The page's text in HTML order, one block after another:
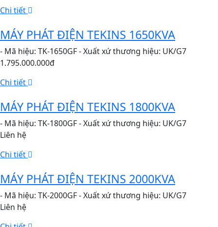
Chi tiết
MÁY PHÁT ĐIỆN TEKINS 1650KVA
- Mã hiệu: TK-1650GF - Xuất xứ thương hiệu: UK/G7
1.795.000.000đ
Chi tiết
MÁY PHÁT ĐIỆN TEKINS 1800KVA
- Mã hiệu: TK-1800GF - Xuất xứ thương hiệu: UK/G7
Liên hệ
Chi tiết
MÁY PHÁT ĐIỆN TEKINS 2000KVA
- Mã hiệu: TK-2000GF - Xuất xứ thương hiệu: UK/G7
Liên hệ